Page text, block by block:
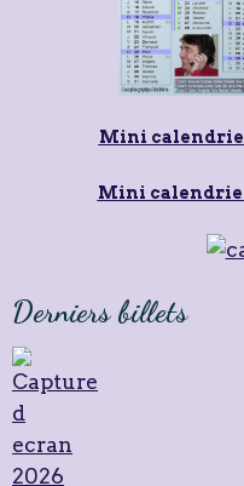
Mini
Mini
Derniers billets